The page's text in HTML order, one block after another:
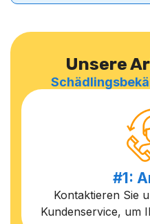
Unsere
#1:
Kontaktieren Sie
Kundenservice, um